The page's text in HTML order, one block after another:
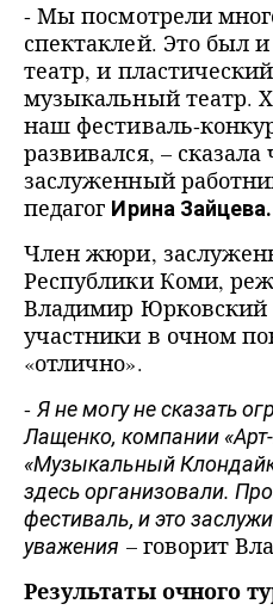
- Мы посмотрели
спектаклей. Это был
театр, и
музыкальный театр.
наш фестиваль-
развивался, –
заслуженный
педагог Ирина Зайцева.
Член жюри,
Республики Коми,
Владимир
участники в очном
«отлично».
-Я не могу не сказать
Лащенко, компании
«Музыкальный
здесь организовали.
фестиваль, и это
уважения – говорит
Результаты очного